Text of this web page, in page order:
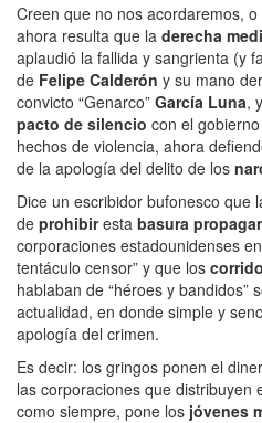
Creen que no nos acordaremos,
ahora resulta que la derecha
aplaudió la fallida y sangrienta (y
de Felipe Calderón y su mano
convicto “Genarco” García Luna,
pacto de silencio con el
hechos de violencia, ahora
de la apología del delito de los
Dice un escribidor bufonesco que
de prohibiresta basura
corporaciones estadounidenses
tentáculo censor” y que los
hablaban de “héroes y bandidos”
actualidad, en donde simple y
apología del crimen.
Es decir: los gringos ponen el
las corporaciones que distribuyen
como siempre, pone los jóvenes